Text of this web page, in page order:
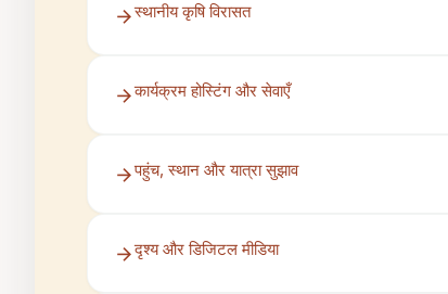
स्थानीय कृषि विरासत
कार्यक्रम होस्टिंग और सेवाएँ
पहुंच, स्थान और यात्रा सुझाव
दृश्य और डिजिटल मीडिया